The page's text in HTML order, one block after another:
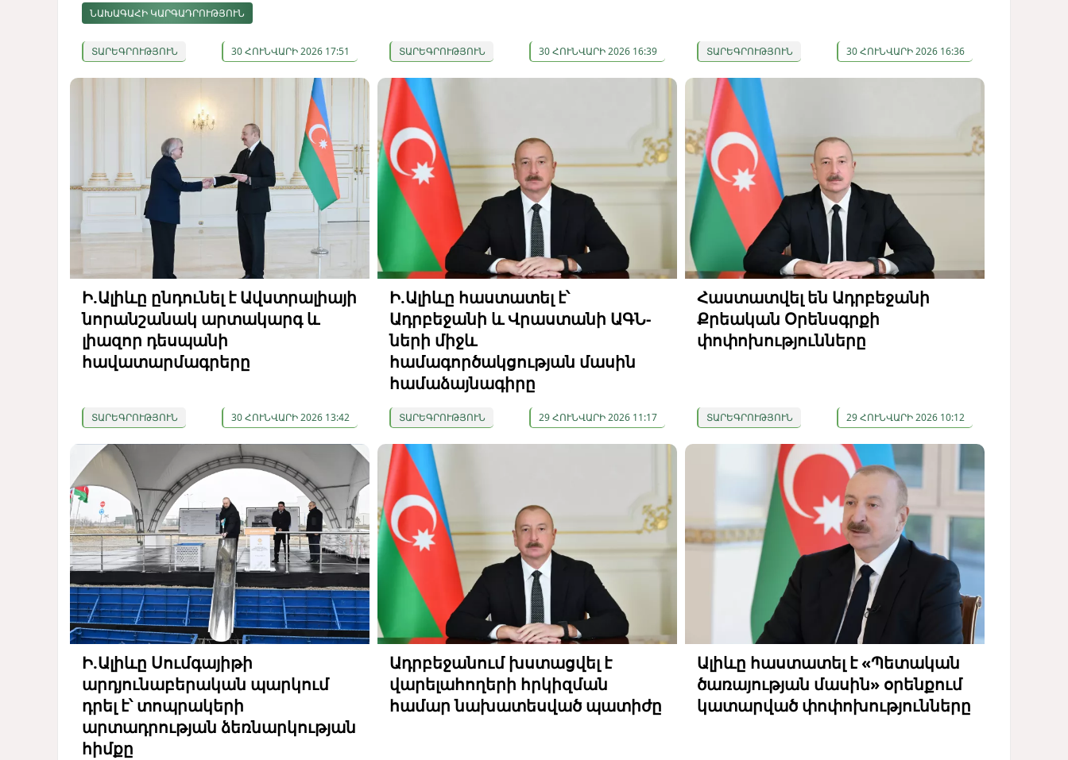
ՆԱԽԱԳԱՀԻ ԿԱՐԳԱԴՐՈՒԹՅՈՒՆ
ՏԱՐԵԳՐՈՒԹՅՈՒՆ 30 ՀՈՒՆՎԱՐԻ 2026 17:51 ՏԱՐԵԳՐՈՒԹՅՈՒՆ 30 ՀՈՒՆՎԱՐԻ 2026 16:39 ՏԱՐԵԳՐՈՒԹՅՈՒՆ 30 ՀՈՒՆՎԱՐԻ 2026 16:36
Ի.Ալիևը ընդունել է Ավստրալիայի
նորանշանակ արտակարգ և
լիազոր դեսպանի
հավատարմագրերը
ՏԱՐԵԳՐՈՒԹՅՈՒՆ 30 ՀՈՒՆՎԱՐԻ 2026 13:42
Ի.Ալիևը հաստատել է՝
Ադրբեջանի և Վրաստանի ԱԳՆ-
ների միջև
համագործակցության մասին
համաձայնագիրը
ՏԱՐԵԳՐՈՒԹՅՈՒՆ 29 ՀՈՒՆՎԱՐԻ 2026 11:17
Հաստատվել են Ադրբեջանի
Քրեական Օրենսգրքի
փոփոխությունները
ՏԱՐԵԳՐՈՒԹՅՈՒՆ 29 ՀՈՒՆՎԱՐԻ 2026 10:12
Ի.Ալիևը Սումգայիթի
արդյունաբերական պարկում
դրել է՝ տոպրակերի
արտադրության ձեռնարկության
հիմքը
Ադրբեջանում խստացվել է
վարելահողերի հրկիզման
համար նախատեսված պատիժը
Ալիևը հաստատել է «Պետական
ծառայության մասին» օրենքում
կատարված փոփոխությունները